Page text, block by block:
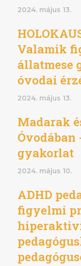
2024. május 13.
Valamik
állatmese
óvodai
2024. május 13.
Madarak
Óvodában
gyakorlat
2024. május 10.
ADHD
figyelmi